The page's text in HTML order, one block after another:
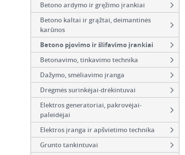
Betono ardymo ir gręžimo įrankiai
Betono kaltai ir grąžtai, deimantinės
karūnos
Betono pjovimo ir šlifavimo įrankiai
Betonavimo, tinkavimo technika
Dažymo, smėliavimo įranga
Drėgmės surinkėjai-drėkintuvai
Elektros generatoriai, pakrovėjai-
paleidėjai
Elektros įranga ir apšvietimo technika
Grunto tankintuvai